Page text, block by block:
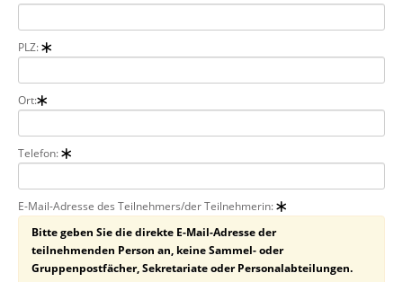
PLZ:
Ort:
Telefon:
E-Mail-Adresse des Teilnehmers/der Teilnehmerin:
Bitte geben Sie die direkte E-Mail-Adresse der
teilnehmenden Person an, keine Sammel- oder
Gruppenpostfächer, Sekretariate oder Personalabteilungen.